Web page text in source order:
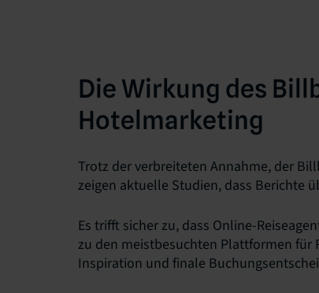
Die Wirkung des
Hotelmarketing
Trotz der verbreiteten Annahme, der
zeigen aktuelle Studien, dass Berichte
Es trifft sicher zu, dass Online-
zu den meistbesuchten Plattformen für
Inspiration und finale